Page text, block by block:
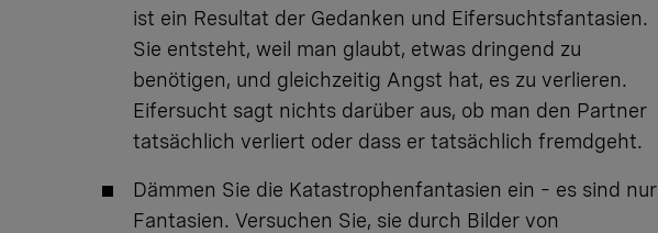
ist ein Resultat der Gedanken und Eifersuchtsfantasien.
Sie entsteht, weil man glaubt, etwas dringend zu
benötigen, und gleichzeitig Angst hat, es zu verlieren.
Eifersucht sagt nichts darüber aus, ob man den Partner
tatsächlich verliert oder dass er tatsächlich fremdgeht.
Dämmen Sie die Katastrophenfantasien ein – es sind nur
Fantasien. Versuchen Sie, sie durch Bilder von